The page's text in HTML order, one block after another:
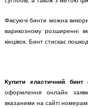
Фіксуючі бинти можна
варикозному розширенні
кінцівок. Бинт стискає
Купити еластичний бинтв
оформлення онлайн
вказаними на сайті